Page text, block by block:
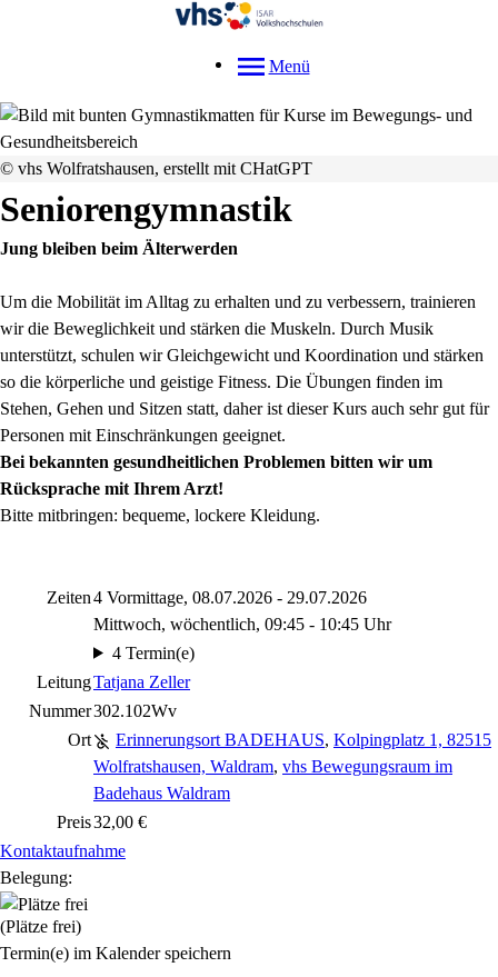
Menü
© vhs Wolfratshausen, erstellt mit CHatGPT
Seniorengymnastik
Jung bleiben beim Älterwerden
Um die Mobilität im Alltag zu erhalten und zu verbessern, trainieren
wir die Beweglichkeit und stärken die Muskeln. Durch Musik
unterstützt, schulen wir Gleichgewicht und Koordination und stärken
so die körperliche und geistige Fitness. Die Übungen finden im
Stehen, Gehen und Sitzen statt, daher ist dieser Kurs auch sehr gut für
Personen mit Einschränkungen geeignet.
Bei bekannten gesundheitlichen Problemen bitten wir um
Rücksprache mit Ihrem Arzt!
Bitte mitbringen: bequeme, lockere Kleidung.
Zeiten4 Vormittage, 08.07.2026 - 29.07.2026
Mittwoch, wöchentlich, 09:45 - 10:45 Uhr
4 Termin(e)
LeitungTatjana Zeller
Nummer302.102Wv
Ort
Erinnerungsort BADEHAUS, Kolpingplatz 1, 82515
Wolfratshausen, Waldram, vhs Bewegungsraum im
Badehaus Waldram
Preis32,00 €
Kontaktaufnahme
Belegung:
(Plätze frei)
Termin(e) im Kalender speichern